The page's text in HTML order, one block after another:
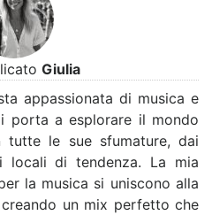
Giulia
appassionata di musica e
porta a esplorare il mondo
le sue sfumature, dai
locali di tendenza. La mia
la musica si uniscono alla
un mix perfetto che